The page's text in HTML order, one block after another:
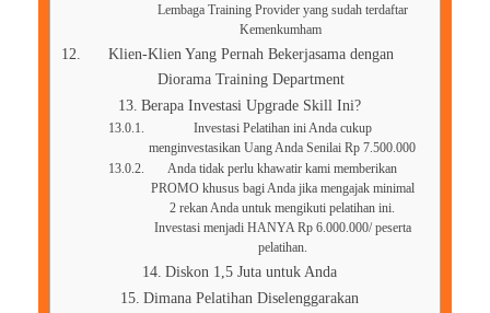
Lembaga Training Provider yang sudah terdaftar
Kemenkumham
Klien-Klien Yang Pernah Bekerjasama dengan
Diorama Training Department
Berapa Investasi Upgrade Skill Ini?
Investasi Pelatihan ini Anda cukup
menginvestasikan Uang Anda Senilai Rp 7.500.000
Anda tidak perlu khawatir kami memberikan
PROMO khusus bagi Anda jika mengajak minimal
2 rekan Anda untuk mengikuti pelatihan ini.
Investasi menjadi HANYA Rp 6.000.000/ peserta
pelatihan.
Diskon 1,5 Juta untuk Anda
Dimana Pelatihan Diselenggarakan